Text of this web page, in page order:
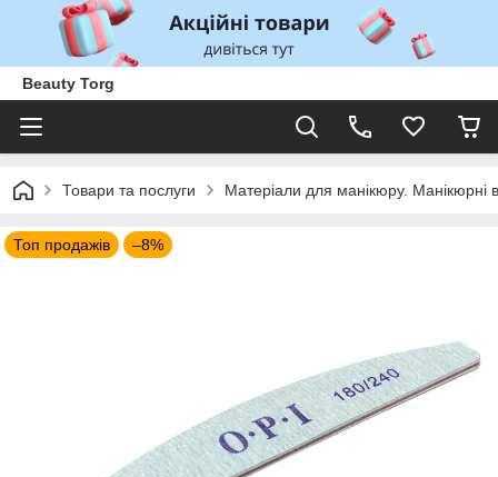
Beauty Torg
Товари та послуги Матеріали для манікюру. Манікюрні
Топ продажів –8%